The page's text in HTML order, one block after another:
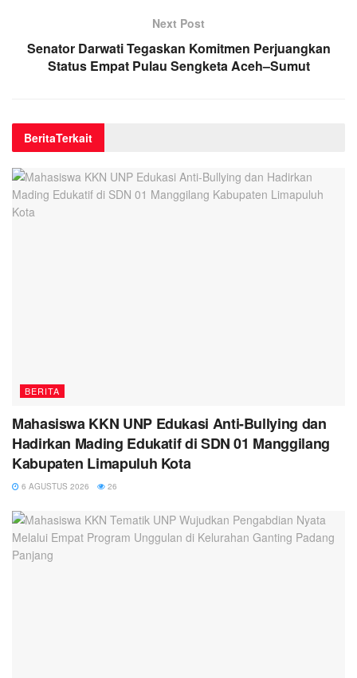
Next Post
Senator Darwati Tegaskan Komitmen Perjuangkan
Status Empat Pulau Sengketa Aceh–Sumut
BeritaTerkait
BERITA
Mahasiswa KKN UNP Edukasi Anti-Bullying dan
Hadirkan Mading Edukatif di SDN 01 Manggilang
Kabupaten Limapuluh Kota
6 AGUSTUS 2026 26